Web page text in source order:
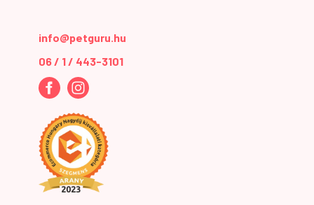
info@petguru.hu
06 / 1 / 443-3101